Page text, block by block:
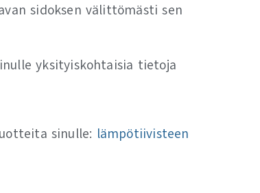
sidoksen välittömästi sen
yksityiskohtaisia tietoja
sinulle: lämpötiivisteen